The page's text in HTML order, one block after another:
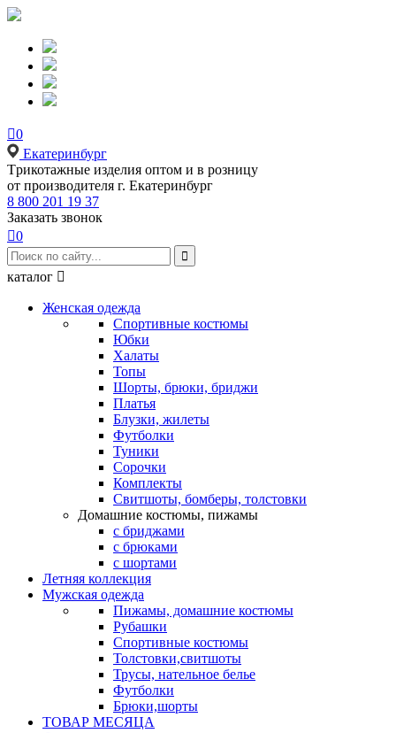
0
Екатеринбург
Tрикотажные изделия оптом и в розницу
от производителя г. Екатеринбург
8 800 201 19 37
Заказать звонок
0

каталог 
Женская одежда
Спортивные костюмы
Юбки
Халаты
Топы
Шорты, брюки, бриджи
Платья
Блузки, жилеты
Футболки
Туники
Сорочки
Комплекты
Свитшоты, бомберы, толстовки
Домашние костюмы, пижамы
с бриджами
с брюками
с шортами
Летняя коллекция
Мужская одежда
Пижамы, домашние костюмы
Рубашки
Спортивные костюмы
Толстовки,свитшоты
Трусы, нательное белье
Футболки
Брюки,шорты
ТОВАР МЕСЯЦА